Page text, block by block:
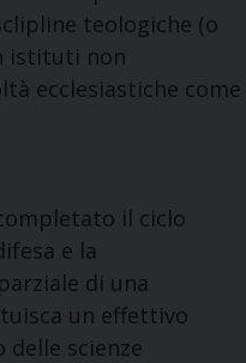
teologiche (o
istituti non
ecclesiastiche come
il ciclo
e la
di una
un effettivo
scienze